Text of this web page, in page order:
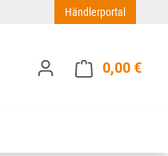
Händlerportal
0,00 €